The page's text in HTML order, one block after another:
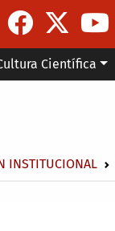
Científica
la
INSTITUCIONAL